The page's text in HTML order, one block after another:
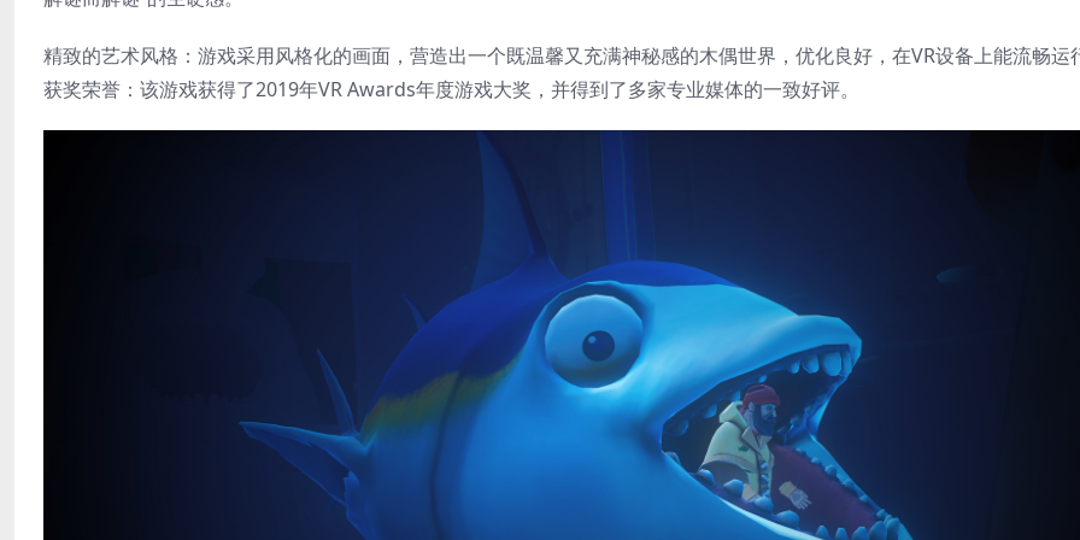
精致的艺术风格​：游戏采用风格化的画面，营造出一个既温馨又充满神秘感的木偶世界，优化良好，在VR设备上能流畅运
​获奖荣誉​：该游戏获得了2019年VR Awards年度游戏大奖，并得到了多家专业媒体的一致好评。